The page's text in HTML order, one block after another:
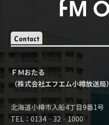
Contact
ＦＭおたる
（株式会社エフエム小樽放送局）
北海道小樽市入船4丁目9番1号
TEL：0134‐32‐1000